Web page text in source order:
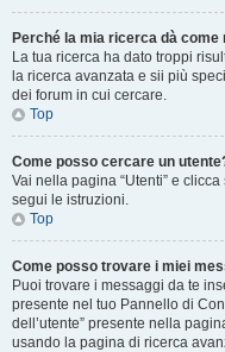
Perché la mia ricerca dà
La tua ricerca ha dato troppi
la ricerca avanzata e sii più
dei forum in cui cercare.
Top
Come posso cercare un
Vai nella pagina “Utenti” e
segui le istruzioni.
Top
Come posso trovare i miei
Puoi trovare i messaggi da te
presente nel tuo Pannello di
dell’utente” presente nella
usando la pagina di ricerca